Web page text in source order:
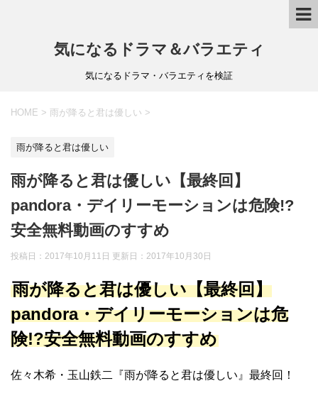
気になるドラマ＆バラエティ
気になるドラマ・バラエティを検証
HOME > 雨が降ると君は優しい >
雨が降ると君は優しい
雨が降ると君は優しい【最終回】
pandora・デイリーモーションは危険!?
安全無料動画のすすめ
投稿日：2017年10月11日 更新日： 2017年10月30日
雨が降ると君は優しい【最終回】
pandora・デイリーモーションは危
険!?安全無料動画のすすめ
佐々木希・玉山鉄二『雨が降ると君は優しい』最終回！